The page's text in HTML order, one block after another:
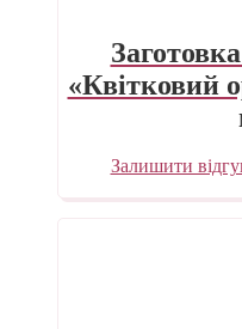
«Квітковий
Залишити